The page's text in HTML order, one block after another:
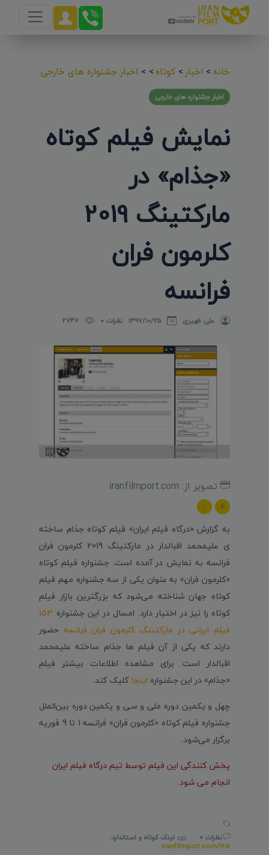
خانه> اخبار> کوتاه>
> اخبار جشنواره های خارجی
اخبار جشنواره های خارجی
نمایش فیلم کوتاه
«جذام» در
مارکتینگ 2019
کلرمون فران
فرانسه
علی ظهیری ۱۳۹۷/۱۰/۲۵ نظرات 0 2747
تصویر از: iranfilmport.com
+
-
به گزارش «درگاه فیلم ایران» فیلم کوتاه جذام ساخته
ی علیمحمد اقبالدار در مارکتینگ 2019 کلرمون فران
فرانسه به نمایش در آمده است. جشنواره فیلم کوتاه
«کلرمون فران» به عنوان یکی از سه جشنواره مهم فیلم
کوتاه جهان شناخته می‌شود که بزرگترین بازار فیلم
کوتاه را نیز در اختیار دارد. امسال در این جشنواره 153
فیلم ایرانی در مارکتینگ کلرمون فران فرانسه حضور
دارند که یکی از آن فیلم ها جذام ساخته علیمحمد
اقبالدار است. برای مشاهده اطلاعات بیشتر فیلم
«جذام» در این جشنواره اینجا کلیک کند.
چهل و یکمین دوره ملی و سی و یکمین دوره بین‌الملل
جشنواره فیلم کوتاه «کلرمون فران» فرانسه 1 تا 9 فوریه
برگزار می‌شود.
پخش کنندگی این فیلم توسط تیم درگاه فیلم ایران
انجام می شود.
نظرات 0
لینک کوتاه و استاندارد:
iranfilmport.com/165